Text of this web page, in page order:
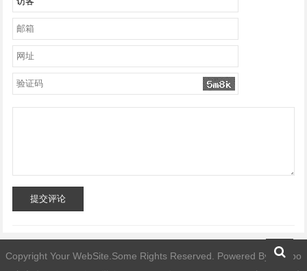
提交评论
Copyright Your WebSite.Some Rights Reserved. Powered By
facebo